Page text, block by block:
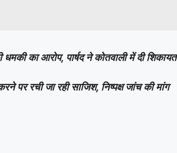
का आरोप, पार्षद ने कोतवाली में दी शिकायत
पर रची जा रही साजिश, निष्पक्ष जांच की मांग